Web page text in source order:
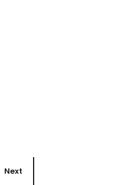
Next